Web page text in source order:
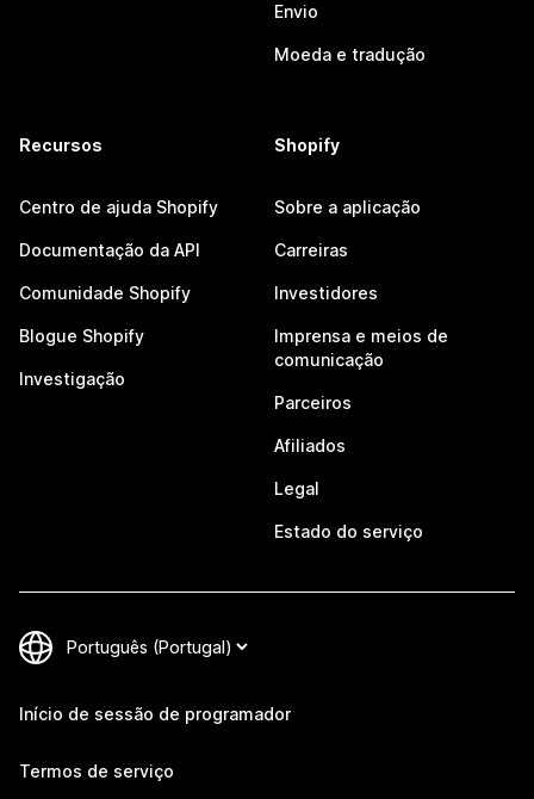
Envio
Moeda e tradução
Recursos
Centro de ajuda Shopify
Documentação da API
Comunidade Shopify
Blogue Shopify
Investigação
Shopify
Sobre a aplicação
Carreiras
Investidores
Imprensa e meios de
comunicação
Parceiros
Afiliados
Legal
Estado do serviço
Início de sessão de programador
Termos de serviço